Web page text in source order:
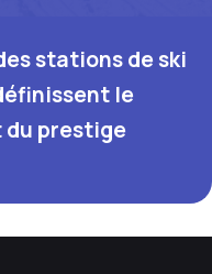
stations de ski
le
du prestige